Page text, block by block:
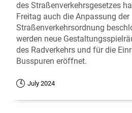
des Straßenverkehrsgesetzes
Freitag auch die Anpassung der
Straßenverkehrsordnung
werden neue
des Radverkehrs und für die
Busspuren eröffnet.
July 2024